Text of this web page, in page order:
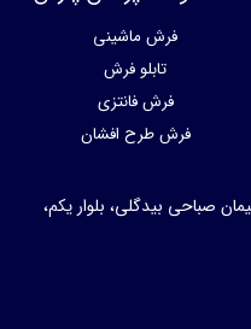
فرش ماشینی
تابلو فرش
فرش فانتزی
فرش طرح افشان
صباحی بیدگلی، بلوار یکم،